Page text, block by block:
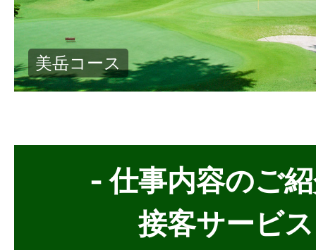
こぶしコース
- 仕事内容のご
接客サービス